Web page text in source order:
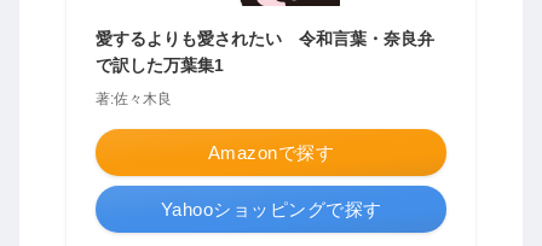
愛するよりも愛されたい 令和言葉・奈良弁
で訳した万葉集1
著:佐々木良
Amazonで探す
Yahooショッピングで探す